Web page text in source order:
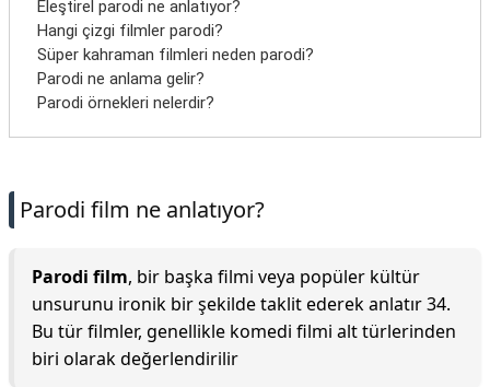
Eleştirel parodi ne anlatıyor?
Hangi çizgi filmler parodi?
Süper kahraman filmleri neden parodi?
Parodi ne anlama gelir?
Parodi örnekleri nelerdir?
Parodi film ne anlatıyor?
Parodi film, bir başka filmi veya popüler kültür
unsurunu ironik bir şekilde taklit ederek anlatır 34.
Bu tür filmler, genellikle komedi filmi alt türlerinden
biri olarak değerlendirilir